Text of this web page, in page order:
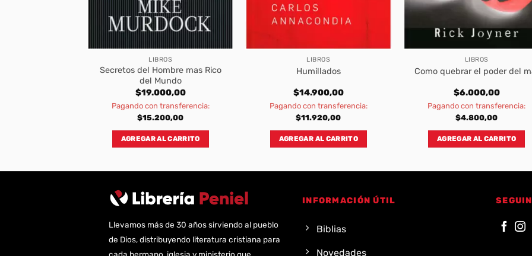
LIBROS
Secretos del Hombre mas Rico
del Mundo
$19.000,00
Pagando con transferencia:
$15.200,00
AGREGAR AL CARRITO
LIBROS
Humillados
$14.900,00
Pagando con transferencia:
$11.920,00
AGREGAR AL CARRITO
LIBROS
Como quebrar el poder del
$6.000,00
Pagando con transferencia:
$4.800,00
AGREGAR AL CARRITO
Llevamos más de 30 años sirviendo al pueblo
de Dios, distribuyendo literatura cristiana para
INFORMACIÓN ÚTIL
Biblias
Novedades